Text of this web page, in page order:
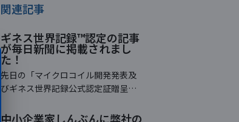
関連記事
ギネス世界記録™認定の記事
が毎日新聞に掲載されまし
た！
先日の「マイクロコイル開発発表及
びギネス世界記録公式認定証贈呈
「毎日新聞」に取り上げていただき
中小企業家しんぶんに弊社の